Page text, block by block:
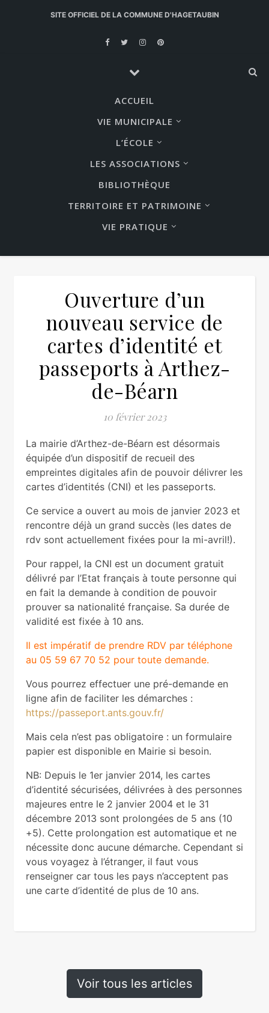
SITE OFFICIEL DE LA COMMUNE D'HAGETAUBIN
ACCUEIL
VIE MUNICIPALE
L’ÉCOLE
LES ASSOCIATIONS
BIBLIOTHÈQUE
TERRITOIRE ET PATRIMOINE
VIE PRATIQUE
Ouverture d’un
nouveau service de
cartes d’identité et
passeports à Arthez-
de-Béarn
10 février 2023
La mairie d’Arthez-de-Béarn est désormais
équipée d’un dispositif de recueil des
empreintes digitales afin de pouvoir délivrer les
cartes d’identités (CNI) et les passeports.
Ce service a ouvert au mois de janvier 2023 et
rencontre déjà un grand succès (les dates de
rdv sont actuellement fixées pour la mi-avril!).
Pour rappel, la CNI est un document gratuit
délivré par l’Etat français à toute personne qui
en fait la demande à condition de pouvoir
prouver sa nationalité française. Sa durée de
validité est fixée à 10 ans.
Il est impératif de prendre RDV par téléphone
au 05 59 67 70 52 pour toute demande.
Vous pourrez effectuer une pré-demande en
ligne afin de faciliter les démarches :
https://passeport.ants.gouv.fr/
Mais cela n’est pas obligatoire : un formulaire
papier est disponible en Mairie si besoin.
NB: Depuis le 1er janvier 2014, les cartes
d’identité sécurisées, délivrées à des personnes
majeures entre le 2 janvier 2004 et le 31
décembre 2013 sont prolongées de 5 ans (10
+5). Cette prolongation est automatique et ne
nécessite donc aucune démarche. Cependant si
vous voyagez à l’étranger, il faut vous
renseigner car tous les pays n’acceptent pas
une carte d’identité de plus de 10 ans.
Voir tous les articles